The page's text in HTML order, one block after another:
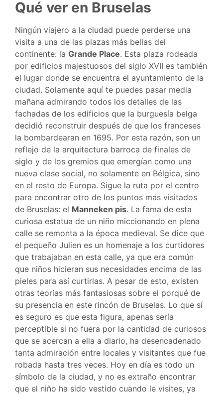
Qué ver en Bruselas
Ningún viajero a la ciudad puede perderse una
visita a una de las plazas más bellas del
continente: la Grande Place. Esta plaza rodeada
por edificios majestuosos del siglo XVII es también
el lugar donde se encuentra el ayuntamiento de la
ciudad. Solamente aquí te puedes pasar media
mañana admirando todos los detalles de las
fachadas de los edificios que la burguesía belga
decidió reconstruir después de que los franceses
la bombardearan en 1695. Por esta razón, son un
reflejo de la arquitectura barroca de finales de
siglo y de los gremios que emergían como una
nueva clase social, no solamente en Bélgica, sino
en el resto de Europa. Sigue la ruta por el centro
para encontrar otro de los puntos más visitados
de Bruselas: el Manneken pis. La fama de esta
curiosa estatua de un niño miccionando en plena
calle se remonta a la época medieval. Se dice que
el pequeño Julien es un homenaje a los curtidores
que trabajaban en esta calle, ya que era común
que niños hicieran sus necesidades encima de las
pieles para así curtirlas. A pesar de esto, existen
otras teorías más fantasiosas sobre el porqué de
su presencia en este rincón de Bruselas. Lo que sí
es seguro es que esta figura, apenas sería
perceptible si no fuera por la cantidad de curiosos
que se acercan a ella a diario, ha desencadenado
tanta admiración entre locales y visitantes que fue
robada hasta tres veces. Hoy en día es todo un
símbolo de la ciudad, y no es extraño encontrar
que el niño ha sido vestido cuando le visites, ya